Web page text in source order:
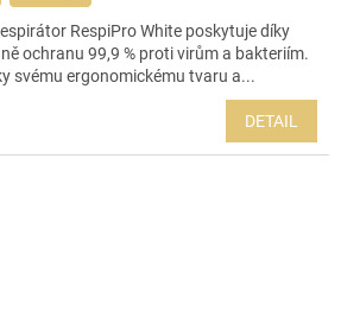
RespiPro White poskytuje díky
ochranu 99,9 % proti virům a bakteriím.
svému ergonomickému tvaru a...
DETAIL